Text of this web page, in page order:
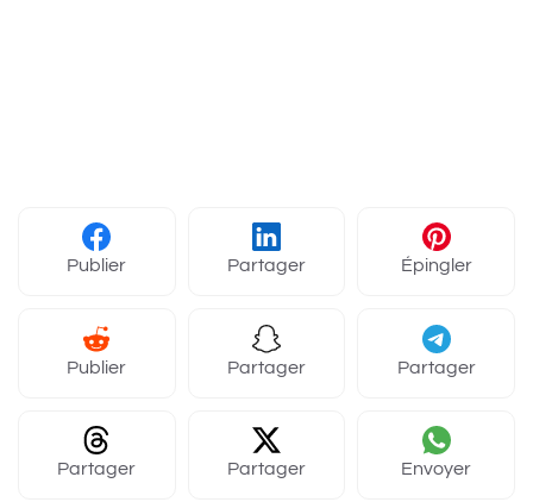
Publier Partager Épingler
Publier Partager Partager
Partager Partager Envoyer